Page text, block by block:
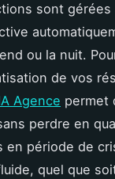
sont gérées
ou la nuit.
de vos
Agence permet
perdre en
en période de
quel que